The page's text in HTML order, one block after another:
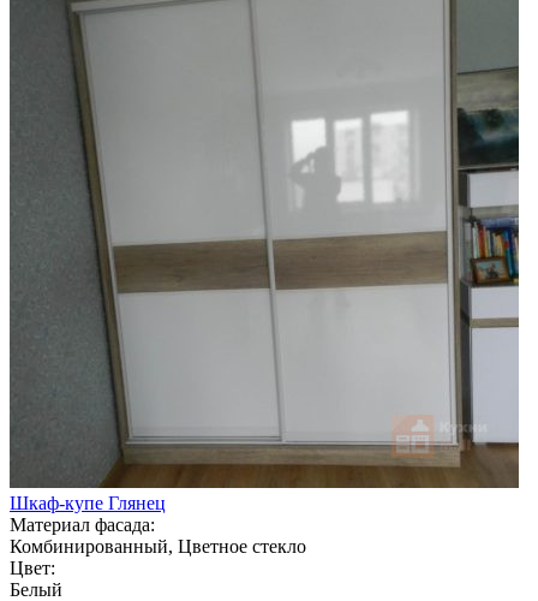
Шкаф-купе Глянец
Материал фасада:
Комбинированный, Цветное стекло
Цвет:
Белый